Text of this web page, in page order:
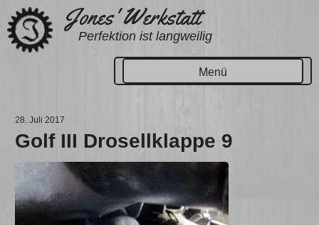
Zum
Inhalt
springen
Jones' Werkstatt
Perfektion ist langweilig
Menü
28. Juli 2017
Golf III Drosellklappe 9